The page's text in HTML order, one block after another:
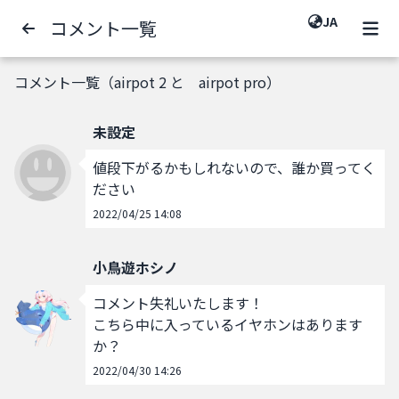
コメント一覧 JA
コメント一覧（airpot 2 と airpot pro）
未設定
値段下がるかもしれないので、誰か買ってく
ださい
2022/04/25 14:08
小鳥遊ホシノ
コメント失礼いたします！
こちら中に入っているイヤホンはあります
か？
2022/04/30 14:26